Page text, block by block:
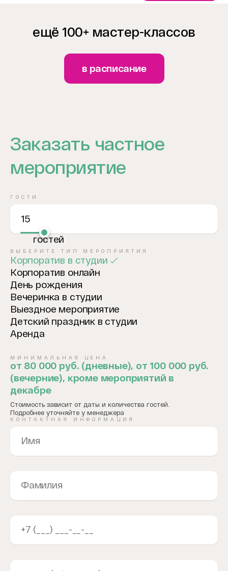
ещё 100+ мастер-классов
в расписание
Заказать частное
мероприятие
ГОСТИ
гостей
ВЫБЕРИТЕ ТИП МЕРОПРИЯТИЯ
Корпоратив в студии
Корпоратив онлайн
День рождения
Вечеринка в студии
Выездное мероприятие
Детский праздник в студии
Аренда
МИНИМАЛЬНАЯ ЦЕНА
от 80 000 руб. (дневные), от 100 000 руб.
(вечерние), кроме мероприятий в
декабре
Стоимость зависит от даты и количества гостей.
Подробнее уточняйте у менеджера
КОНТАКТНАЯ ИНФОРМАЦИЯ